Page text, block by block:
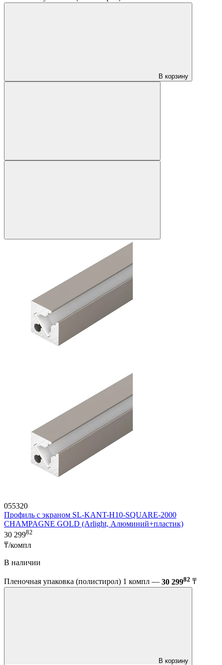
В корзину
055320
Профиль c экраном SL-KANT-H10-SQUARE-2000
CHAMPAGNE GOLD (Arlight, Алюминий+пластик)
30 29982
₸/компл
В наличии
Пленочная упаковка (полистирол) 1 компл — 30 29982 ₸
В корзину